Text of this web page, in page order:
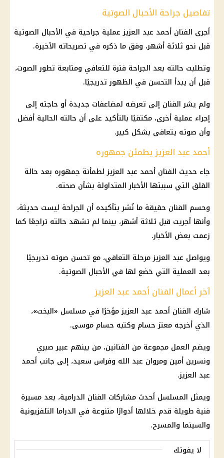
تفاصيل جراحة الأحبال الصوتية
أجرى الفنان أحمد عبد العزيز عملية جراحية في الأحبال الصوتية
قبل نحو ثلاثة أشهر، وفق ما ذكره في تصريحاته الأخيرة.
وتطلبت حالته بعد الجراحة فترة للتعافي ومتابعة تطور الصوت،
قبل أن يبدأ التحسن في الظهور تدريجيًا.
ولم يشر الفنان إلى تعرضه لمضاعفات جديدة أو حاجته إلى
إجراء عملية أخرى، مكتفيًا بالتأكيد على أن حالته الحالية أفضل
وأن صوته يتعافى بشكل كبير.
أحمد عبد العزيز يطمئن جمهوره
جاء حديث الفنان أحمد عبد العزيز لطمأنة جمهوره بعد حالة
القلق التي سببتها الأخبار المتداولة بشأن صحته.
وحسم الفنان حقيقة ما نُشر بتأكيده أن الجراحة ليست حديثة،
وأنها أجريت قبل ثلاثة أشهر، بينما لم تشهد حالته تراجعًا كما
زعمت بعض الأخبار.
ويواصل عبد العزيز مرحلة التعافي، مع تحسن صوته تدريجيًا
بعد العملية التي خضع لها في الأحبال الصوتية.
آخر أعمال الفنان أحمد عبد العزيز
شارك الفنان أحمد عبد العزيز مؤخرًا في مسلسل «البخت»،
الذي أخرجه معتز حسام وكتبه حسام موسى.
ويضم العمل مجموعة من الفنانين، من بينهم عبير صبري
ونسرين أمين ومروان عبد الله وفراس سعيد، إلى جانب أحمد
عبد العزيز.
ويمثل المسلسل أحدث مشاركات الفنان الدرامية، بعد مسيرة
فنية طويلة قدم خلالها أدوارًا متنوعة في الدراما التلفزيونية
والسينما والمسرح.
لا يفوتك